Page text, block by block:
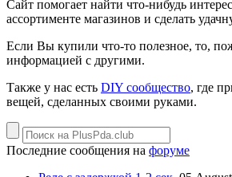
Сайт помогает найти что-нибудь
ассортименте магазинов и сделать
Если Вы купили что-то полезное, то,
информацией с другими.
Также у нас есть DIY сообщество, где
вещей, сделанных своими руками.
Последние сообщения на форуме